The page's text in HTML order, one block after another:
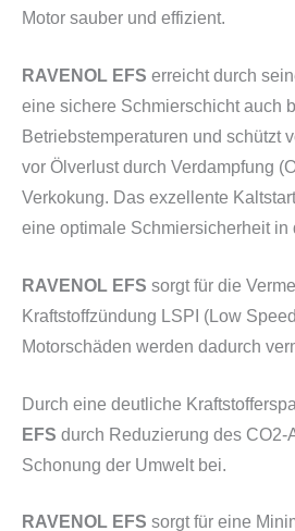
Motor sauber und effizient.
RAVENOL EFS erreicht durch
eine sichere Schmierschicht auch
Betriebstemperaturen und schützt
vor Ölverlust durch Verdampfung
Verkokung. Das exzellente
eine optimale Schmiersicherheit in
RAVENOL EFS sorgt für die
Kraftstoffzündung LSPI (Low
Motorschäden werden dadurch
Durch eine deutliche
EFS durch Reduzierung des CO2-
Schonung der Umwelt bei.
RAVENOL EFS sorgt für eine